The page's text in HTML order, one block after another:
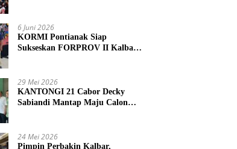
6 Juni 2026
KORMI Pontianak Siap
Sukseskan FORPROV II Kalbar
29 Mei 2026
KANTONGI 21 Cabor Decky
Sabiandi Mantap Maju Calon
24 Mei 2026
Pimpin Perbakin Kalbar,